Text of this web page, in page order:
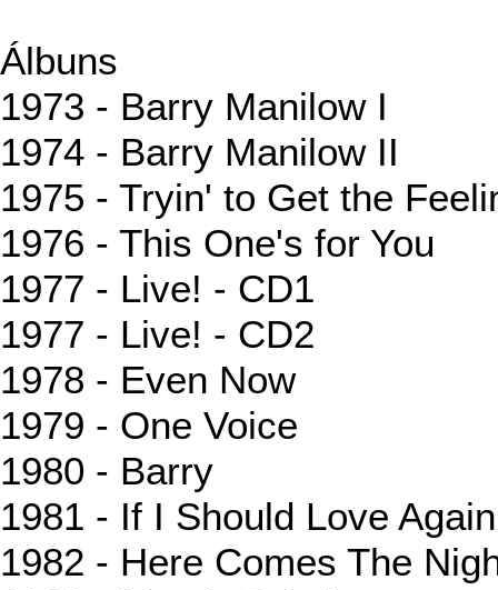
Álbuns
1973 - Barry Manilow I
1974 - Barry Manilow II
1975 - Tryin' to Get the
1976 - This One's for You
1977 - Live! - CD1
1977 - Live! - CD2
1978 - Even Now
1979 - One Voice
1980 - Barry
1981 - If I Should Love Again
1982 - Here Comes The